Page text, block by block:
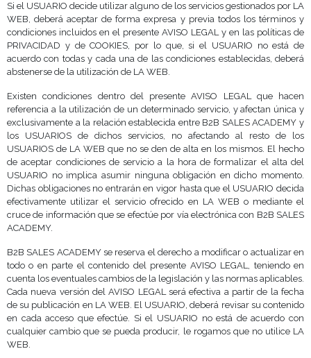
Si el USUARIO decide utilizar alguno de los servicios gestionados por LA
WEB, deberá aceptar de forma expresa y previa todos los términos y
condiciones incluidos en el presente AVISO LEGAL y en las políticas de
PRIVACIDAD y de COOKIES, por lo que, si el USUARIO no está de
acuerdo con todas y cada una de las condiciones establecidas, deberá
abstenerse de la utilización de LA WEB.
Existen condiciones dentro del presente AVISO LEGAL que hacen
referencia a la utilización de un determinado servicio, y afectan única y
exclusivamente a la relación establecida entre B2B SALES ACADEMY y
los USUARIOS de dichos servicios, no afectando al resto de los
USUARIOS de LA WEB que no se den de alta en los mismos. El hecho
de aceptar condiciones de servicio a la hora de formalizar el alta del
USUARIO no implica asumir ninguna obligación en dicho momento.
Dichas obligaciones no entrarán en vigor hasta que el USUARIO decida
efectivamente utilizar el servicio ofrecido en LA WEB o mediante el
cruce de información que se efectúe por vía electrónica con B2B SALES
ACADEMY.
B2B SALES ACADEMY se reserva el derecho a modificar o actualizar en
todo o en parte el contenido del presente AVISO LEGAL, teniendo en
cuenta los eventuales cambios de la legislación y las normas aplicables.
Cada nueva versión del AVISO LEGAL será efectiva a partir de la fecha
de su publicación en LA WEB. El USUARIO, deberá revisar su contenido
en cada acceso que efectúe. Si el USUARIO no está de acuerdo con
cualquier cambio que se pueda producir, le rogamos que no utilice LA
WEB.